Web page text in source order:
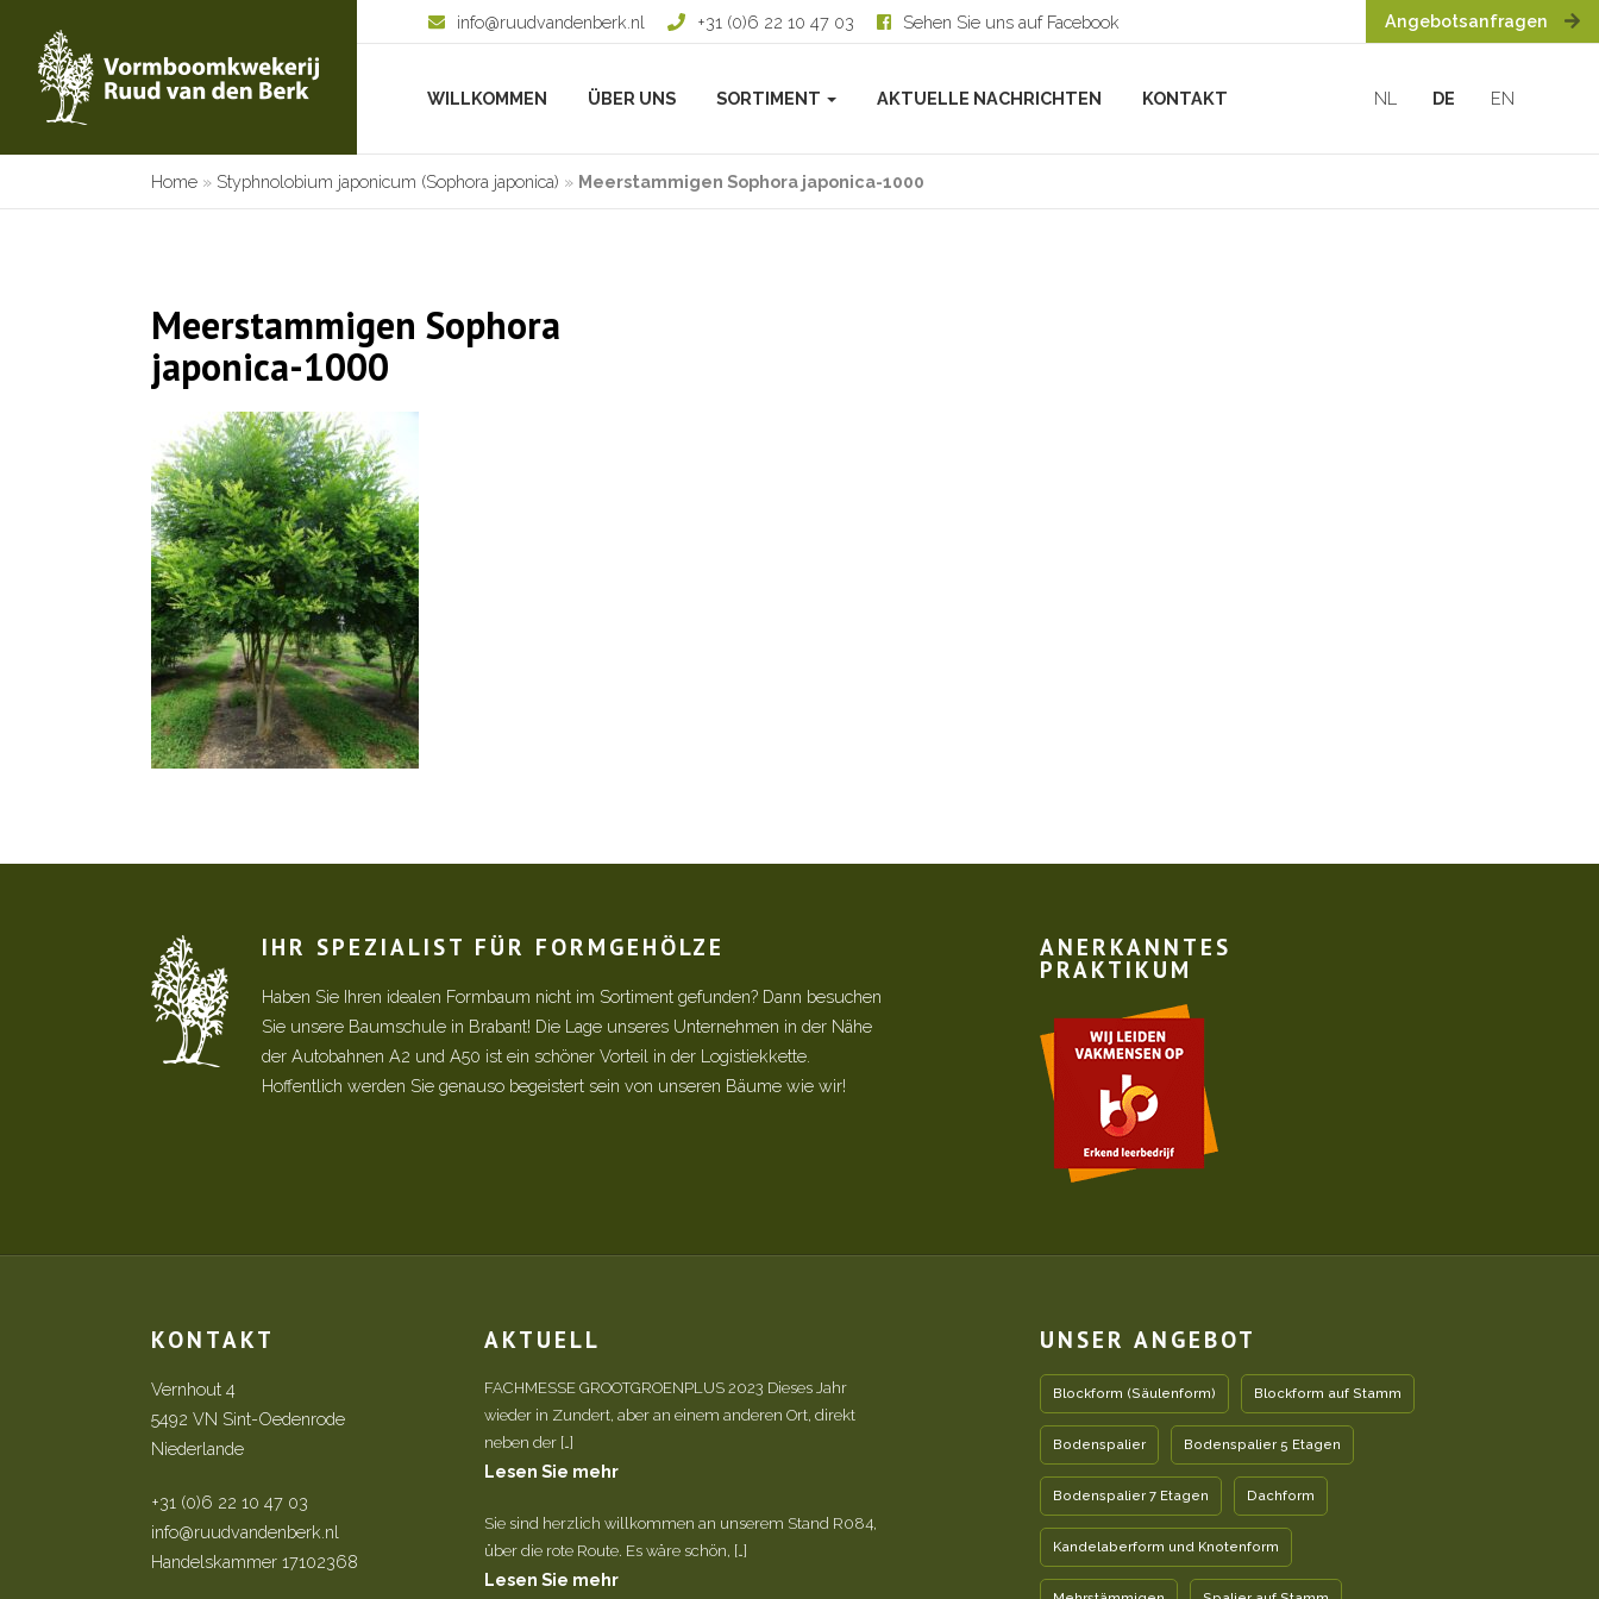
info@ruudvandenberk.nl +31 (0)6 22 10 47 03 Sehen Sie uns auf Facebook Angebotsanfragen
WILLKOMMEN ÜBER UNS SORTIMENT AKTUELLE NACHRICHTEN KONTAKT NL DE EN
Home » Styphnolobium japonicum (Sophora japonica) » Meerstammigen Sophora japonica-1000
Meerstammigen Sophora
japonica-1000
IHR SPEZIALIST FÜR FORMGEHÖLZE
Haben Sie Ihren idealen Formbaum nicht im Sortiment gefunden? Dann besuchen
Sie unsere Baumschule in Brabant! Die Lage unseres Unternehmen in der Nähe
der Autobahnen A2 und A50 ist ein schöner Vorteil in der Logistiekkette.
Hoffentlich werden Sie genauso begeistert sein von unseren Bäume wie wir!
ANERKANNTES
PRAKTIKUM
KONTAKT
Vernhout 4
5492 VN Sint-Oedenrode
Niederlande
+31 (0)6 22 10 47 03
info@ruudvandenberk.nl
Handelskammer 17102368
AKTUELL
FACHMESSE GROOTGROENPLUS 2023 Dieses Jahr
wieder in Zundert, aber an einem anderen Ort, direkt
neben der […]
Lesen Sie mehr
Sie sind herzlich willkommen an unserem Stand R084,
über die rote Route. Es wäre schön, […]
Lesen Sie mehr
UNSER ANGEBOT
Blockform (Säulenform) Blockform auf Stamm
Bodenspalier Bodenspalier 5 Etagen
Bodenspalier 7 Etagen Dachform
Kandelaberform und Knotenform